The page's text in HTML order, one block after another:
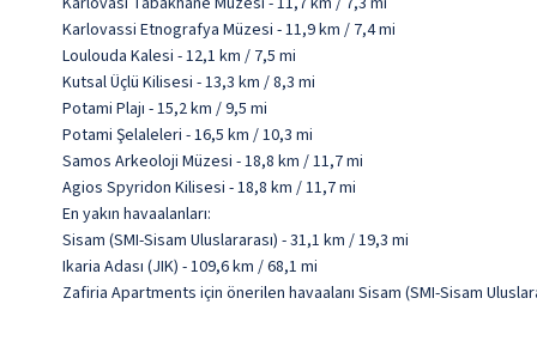
Karlovassi Etnografya Müzesi - 11,9 km / 7,4 mi
Loulouda Kalesi - 12,1 km / 7,5 mi
Kutsal Üçlü Kilisesi - 13,3 km / 8,3 mi
Potami Plajı - 15,2 km / 9,5 mi
Potami Şelaleleri - 16,5 km / 10,3 mi
Samos Arkeoloji Müzesi - 18,8 km / 11,7 mi
Agios Spyridon Kilisesi - 18,8 km / 11,7 mi
En yakın havaalanları:
Sisam (SMI-Sisam Uluslararası) - 31,1 km / 19,3 mi
Ikaria Adası (JIK) - 109,6 km / 68,1 mi
Zafiria Apartments için önerilen havaalanı Sisam (SMI-Sisam